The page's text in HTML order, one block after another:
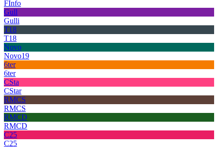
FInfo
Gull
Gulli
T18
T18
Novo
Novo19
6ter
6ter
CSta
CStar
RMCS
RMCS
RMCD
RMCD
C25
C25